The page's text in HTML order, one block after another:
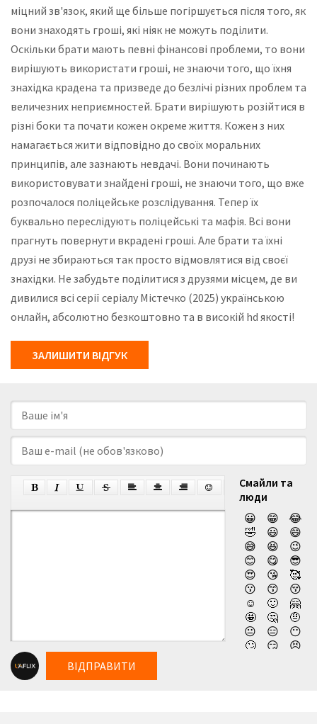
міцний зв'язок, який ще більше погіршується після того, як
вони знаходять гроші, які ніяк не можуть поділити.
Оскільки брати мають певні фінансові проблеми, то вони
вирішують використати гроші, не знаючи того, що їхня
знахідка крадена та призведе до безлічі різних проблем та
величезних неприємностей. Брати вирішують розійтися в
різні боки та почати кожен окреме життя. Кожен з них
намагається жити відповідно до своїх моральних
принципів, але зазнають невдачі. Вони починають
використовувати знайдені гроші, не знаючи того, що вже
розпочалося поліцейське розслідування. Тепер їх
буквально переслідують поліцейські та мафія. Всі вони
прагнуть повернути вкрадені гроші. Але брати та їхні
друзі не збираються так просто відмовлятися від своєї
знахідки. Не забудьте поділитися з друзями місцем, де ви
дивилися всі серії серіалу Містечко (2025) українською
онлайн, абсолютно безкоштовно та в високій hd якості!
ЗАЛИШИТИ ВІДГУК
Смайли та
люди
😀
😁
😂
🤣
😃
😄
😅
😆
😉
😊
😋
😎
😍
😘
🥰
😗
😙
😚
☺️
🙂
🤗
🤩
🤔
🤨
😐
😑
😶
🙄
😏
😣
ВІДПРАВИТИ